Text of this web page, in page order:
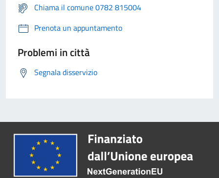
Chiama il comune 0782 815004
Prenota un appuntamento
Problemi in città
Segnala disservizio